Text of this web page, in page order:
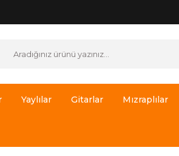
Yaylılar Gitarlar Mızraplılar